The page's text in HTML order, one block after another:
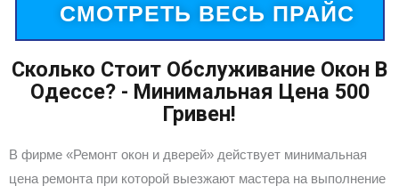
СМОТРЕТЬ ВЕСЬ ПРАЙС
Сколько Стоит Обслуживание Окон В
Одессе? - Минимальная Цена 500
Гривен!
В фирме «Ремонт окон и дверей» действует минимальная
цена ремонта при которой выезжают мастера на выполнение